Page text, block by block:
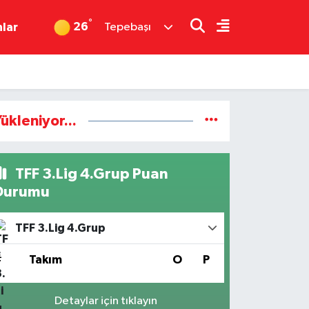
26° Tepebaşı
TFF 3.Lig 4.Grup Puan
TFF 3.Lig 4.Grup
Takım O P
Detaylar için tıklayın